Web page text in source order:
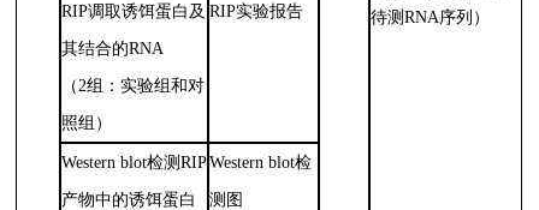
待测RNA序列）
RIP调取诱饵蛋白及
其结合的RNA
（2组：实验组和对
照组）
RIP实验报告
Western blot检测RIP
产物中的诱饵蛋白
Western blot检
测图